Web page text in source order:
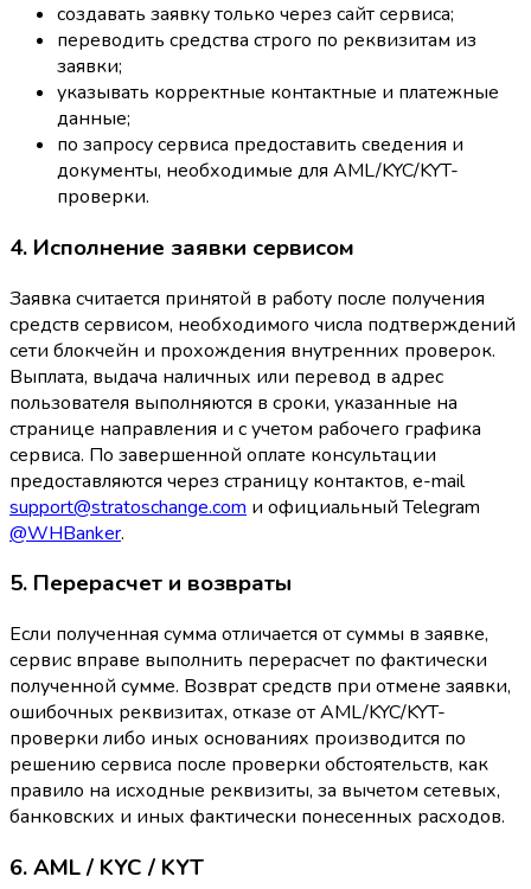
создавать заявку только через сайт сервиса;
переводить средства строго по реквизитам из
заявки;
указывать корректные контактные и платежные
данные;
по запросу сервиса предоставить сведения и
документы, необходимые для AML/KYC/KYT-
проверки.
4. Исполнение заявки сервисом
Заявка считается принятой в работу после получения
средств сервисом, необходимого числа подтверждений
сети блокчейн и прохождения внутренних проверок.
Выплата, выдача наличных или перевод в адрес
пользователя выполняются в сроки, указанные на
странице направления и с учетом рабочего графика
сервиса. По завершенной оплате консультации
предоставляются через страницу контактов, e-mail
support@stratoschange.com и официальный Telegram
@WHBanker.
5. Перерасчет и возвраты
Если полученная сумма отличается от суммы в заявке,
сервис вправе выполнить перерасчет по фактически
полученной сумме. Возврат средств при отмене заявки,
ошибочных реквизитах, отказе от AML/KYC/KYT-
проверки либо иных основаниях производится по
решению сервиса после проверки обстоятельств, как
правило на исходные реквизиты, за вычетом сетевых,
банковских и иных фактически понесенных расходов.
6. AML / KYC / KYT